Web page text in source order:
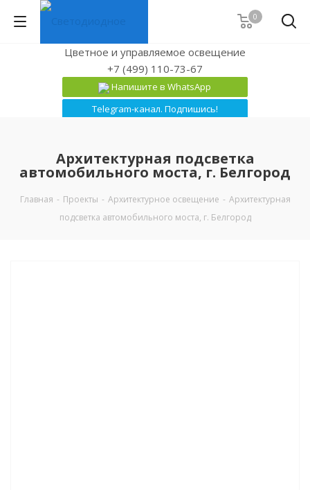
0
Цветное и управляемое освещение
+7 (499) 110-73-67
Напишите в WhatsApp
Telegram-канал. Подпишись!
Архитектурная подсветка
автомобильного моста, г. Белгород
Главная - Проекты - Архитектурное освещение - Архитектурная
подсветка автомобильного моста, г. Белгород